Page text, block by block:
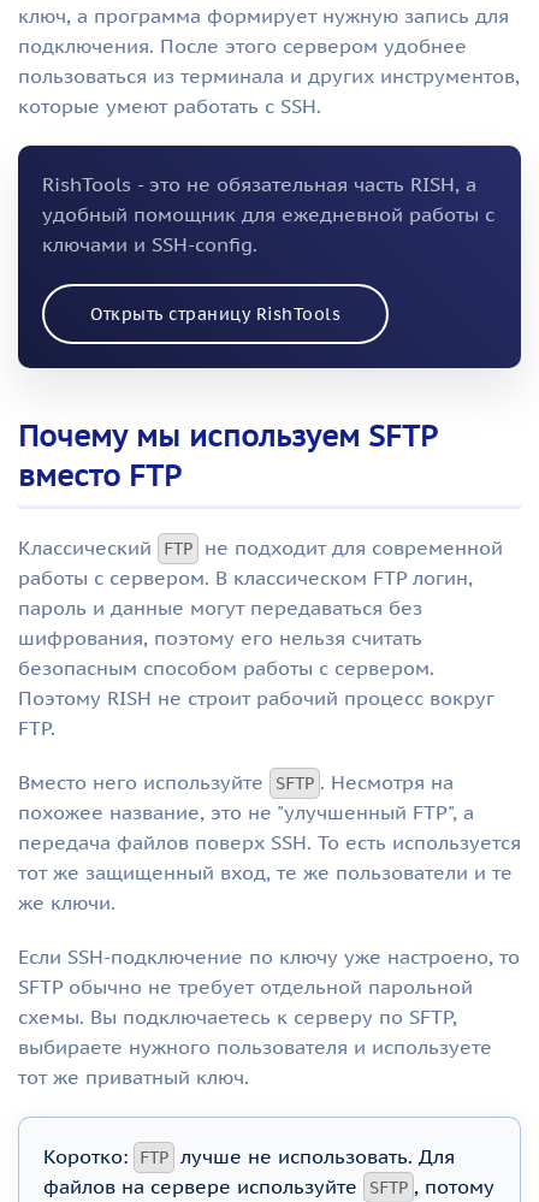
ключ, а программа формирует нужную запись для
подключения. После этого сервером удобнее
пользоваться из терминала и других инструментов,
которые умеют работать с SSH.
RishTools - это не обязательная часть RISH, а
удобный помощник для ежедневной работы с
ключами и SSH-config.
Открыть страницу RishTools
Почему мы используем SFTP
вместо FTP
Классический FTP
не подходит для современной
работы с сервером. В классическом FTP логин,
пароль и данные могут передаваться без
шифрования, поэтому его нельзя считать
безопасным способом работы с сервером.
Поэтому RISH не строит рабочий процесс вокруг
FTP.
Вместо него используйте SFTP . Несмотря на
похожее название, это не "улучшенный FTP", а
передача файлов поверх SSH. То есть используется
тот же защищенный вход, те же пользователи и те
же ключи.
Если SSH-подключение по ключу уже настроено, то
SFTP обычно не требует отдельной парольной
схемы. Вы подключаетесь к серверу по SFTP,
выбираете нужного пользователя и используете
тот же приватный ключ.
Коротко: FTP
лучше не использовать. Для
файлов на сервере используйте
SFTP , потому